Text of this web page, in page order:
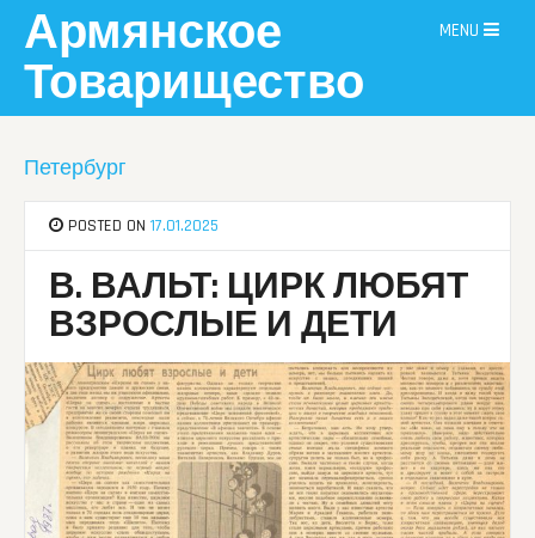
content
Армянское
Товарищество
MENU
Петербург
POSTED ON17.01.2025
В. ВАЛЬТ: ЦИРК ЛЮБЯТ
ВЗРОСЛЫЕ И ДЕТИ